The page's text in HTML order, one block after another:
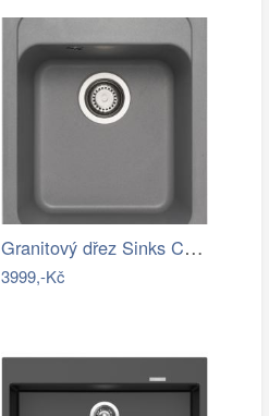
Granitový dřez Sinks CLASSIC 400…
3999,-Kč